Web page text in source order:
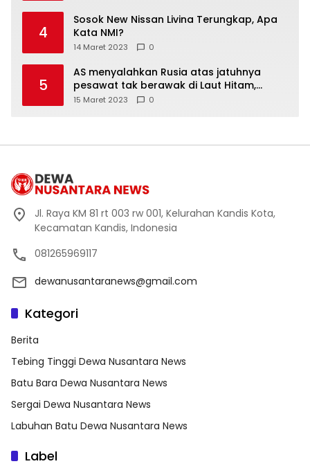
4
Sosok New Nissan Livina Terungkap, Apa
Kata NMI?
14 Maret 2023 0
5
AS menyalahkan Rusia atas jatuhnya
pesawat tak berawak di Laut Hitam,
Moskow menyangkal
15 Maret 2023 0
Jl. Raya KM 81 rt 003 rw 001, Kelurahan Kandis Kota,
Kecamatan Kandis, Indonesia
081265969117
dewanusantaranews@gmail.com
Kategori
Berita
Tebing Tinggi Dewa Nusantara News
Batu Bara Dewa Nusantara News
Sergai Dewa Nusantara News
Labuhan Batu Dewa Nusantara News
Label